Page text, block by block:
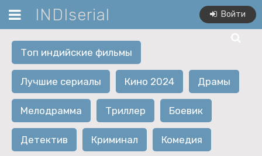
INDIserial Войти
Топ индийские фильмы
Лучшие сериалы Кино 2024 Драмы
Мелодрамма Триллер Боевик
Детектив Криминал Комедия